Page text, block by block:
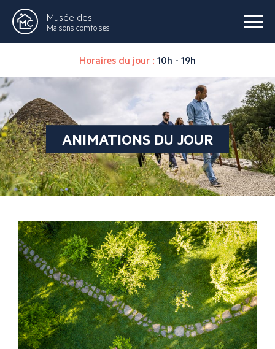
Musée des
Maisons comtoises
Horaires du jour : 10h - 19h
ANIMATIONS DU JOUR